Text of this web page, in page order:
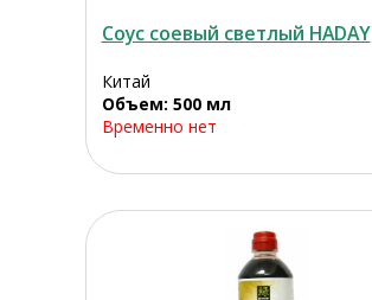
Соус соевый светлый HADAY
Китай
Объем: 500 мл
Временно нет